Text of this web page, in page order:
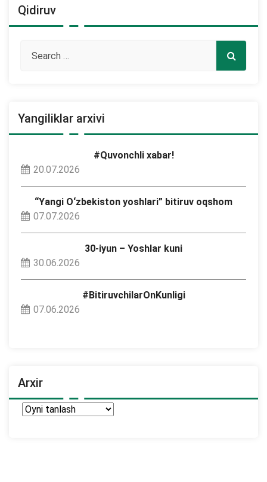
Qidiruv
Yangiliklar arxivi
#Quvonchli xabar!
20.07.2026
“Yangi O‘zbekiston yoshlari” bitiruv oqshom
07.07.2026
30-iyun – Yoshlar kuni
30.06.2026
#BitiruvchilarOnKunligi
07.06.2026
Arxir
Arxir